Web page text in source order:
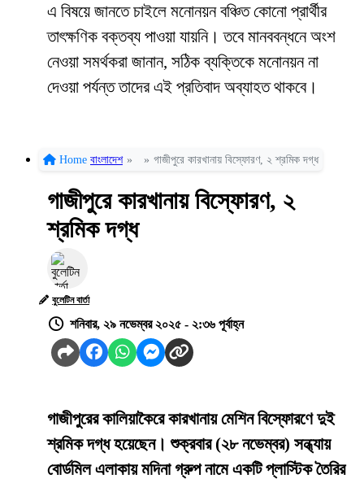
এ বিষয়ে জানতে চাইলে মনোনয়ন বঞ্চিত কোনো প্রার্থীর
তাৎক্ষণিক বক্তব্য পাওয়া যায়নি। তবে মানববন্ধনে অংশ
নেওয়া সমর্থকরা জানান, সঠিক ব্যক্তিকে মনোনয়ন না
দেওয়া পর্যন্ত তাদের এই প্রতিবাদ অব্যাহত থাকবে।
Home বাংলাদেশ » » গাজীপুরে কারখানায় বিস্ফোরণ, ২ শ্রমিক দগ্ধ
গাজীপুরে কারখানায় বিস্ফোরণ, ২
শ্রমিক দগ্ধ
বুলেটিন বার্তা
শনিবার, ২৯ নভেম্বর ২০২৫ - ২:৩৬ পূর্বাহ্ন
গাজীপুরের কালিয়াকৈরে কারখানায় মেশিন বিস্ফোরণে দুই
শ্রমিক দগ্ধ হয়েছেন। শুক্রবার (২৮ নভেম্বর) সন্ধ্যায়
বোর্ডমিল এলাকায় মদিনা গ্রুপ নামে একটি প্লাস্টিক তৈরির